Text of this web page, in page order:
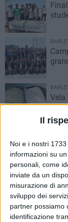
Il
Noi e i nostri 1733
informazioni su
personali, come
inviate da un
misurazione di
sviluppo dei servizi.
partner possiamo
identificazione
Vela
per
per